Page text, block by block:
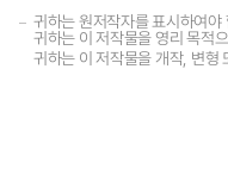
귀하는 원저작자를 표시하여야
귀하는 이 저작물을 영리 목적
귀하는 이 저작물을 개작, 변형